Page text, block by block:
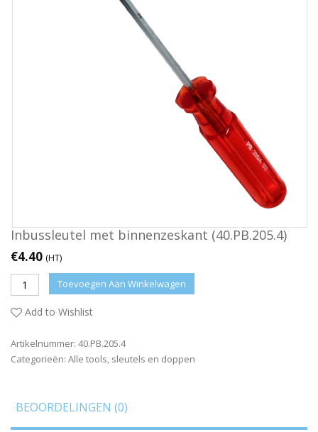
Inbussleutel met binnenzeskant (40.PB.205.4)
€4.40 (HT)
Toevoegen Aan Winkelwagen
Add to Wishlist
Artikelnummer: 40.PB.205.4
Categorieën: Alle tools, sleutels en doppen
BEOORDELINGEN (0)